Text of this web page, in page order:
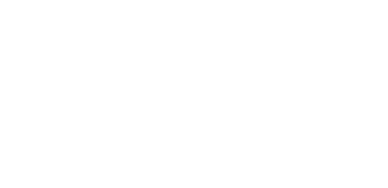
более продолжительный срок службы и не
серия садовой техники и